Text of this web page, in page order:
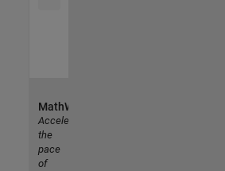
MathWorks
Accelerating
the
pace
of